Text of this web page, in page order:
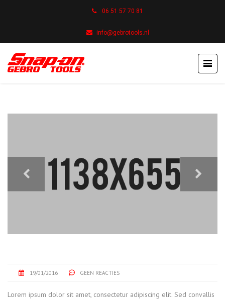
06 51 57 70 81
info@gebrotools.nl
19/01/2016 GEEN REACTIES
Lorem ipsum dolor sit amet, consectetur adipiscing elit. Sed convallis